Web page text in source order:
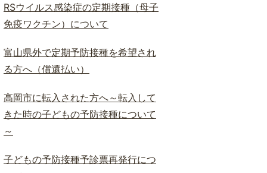
RSウイルス感染症の定期接種（母子
免疫ワクチン）について
富山県外で定期予防接種を希望され
る方へ（償還払い）
高岡市に転入された方へ～転入して
きた時の子どもの予防接種について
～
子どもの予防接種予診票再発行につ